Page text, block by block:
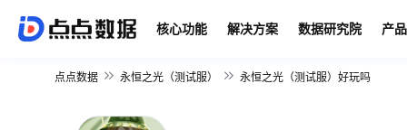
核心功能 解决方案 数据研究院 产
点点数据 永恒之光（测试服） 永恒之光（测试服）好玩吗